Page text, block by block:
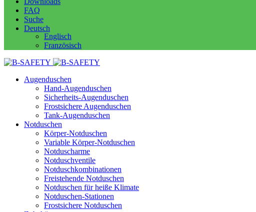
FAQ
Suche
Deutsch
Englisch
Französisch
Augenduschen
Hand-Augenduschen
Sicherheits-Augenduschen
Frostsichere Augenduschen
Tank-Augenduschen
Notduschen
Körper-Notduschen
Variable Körper-Notduschen
Notduscharme
Notduschventile
Notduschkombinationen
Freistehende Notduschen
Notduschen für heiße Klimate
Notduschen-Stationen
Frostsichere Notduschen